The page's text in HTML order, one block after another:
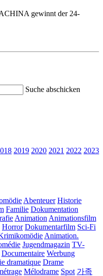
gewinnt der 24-
Suche abschicken
2019 2020 2021 2022 2023
Abenteuer Historie
Familie Dokumentation
Animation Animationsfilm
Horror Dokumentarfilm Sci-Fi
Animation.
Jugendmagazin TV-
Documentaire Werbung
dramatique Drame
Mélodrame Spot 가족